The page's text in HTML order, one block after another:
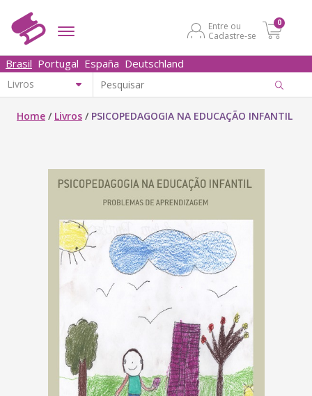
Entre ou
Cadastre-se
0
Brasil Portugal España Deutschland
Home / Livros / PSICOPEDAGOGIA NA EDUCAÇÃO INFANTIL